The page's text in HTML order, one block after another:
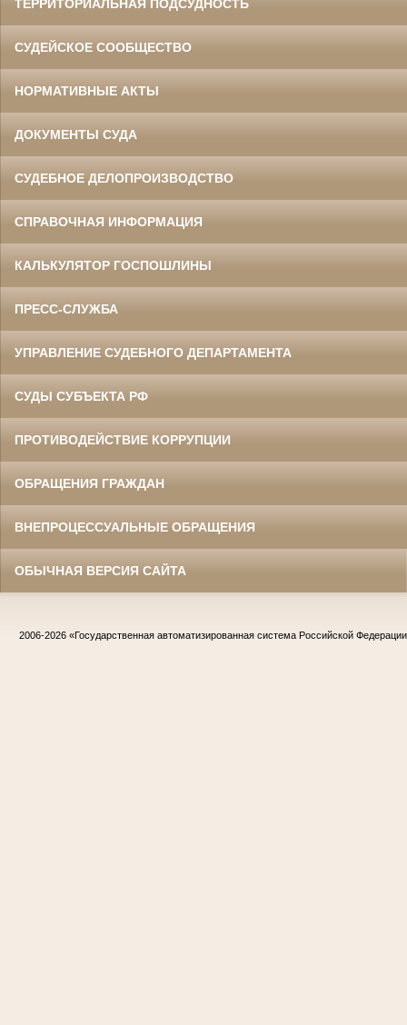
ТЕРРИТОРИАЛЬНАЯ ПОДСУДНОСТЬ
СУДЕЙСКОЕ СООБЩЕСТВО
НОРМАТИВНЫЕ АКТЫ
ДОКУМЕНТЫ СУДА
СУДЕБНОЕ ДЕЛОПРОИЗВОДСТВО
СПРАВОЧНАЯ ИНФОРМАЦИЯ
КАЛЬКУЛЯТОР ГОСПОШЛИНЫ
ПРЕСС-СЛУЖБА
УПРАВЛЕНИЕ СУДЕБНОГО ДЕПАРТАМЕНТА
СУДЫ СУБЪЕКТА РФ
ПРОТИВОДЕЙСТВИЕ КОРРУПЦИИ
ОБРАЩЕНИЯ ГРАЖДАН
ВНЕПРОЦЕССУАЛЬНЫЕ ОБРАЩЕНИЯ
ОБЫЧНАЯ ВЕРСИЯ САЙТА
2006-2026 «Государственная автоматизированная система Российской